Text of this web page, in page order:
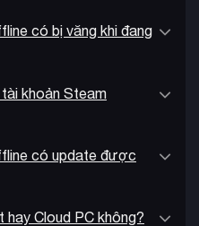
vật phẩm trong game.
có bị văng khi đang
khoản Steam
có update được
Cloud PC không?